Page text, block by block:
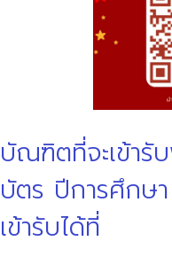
บัณฑิตที่จะเข้ารั
บัตร ปีการศึกษ
เข้ารับได้ที่